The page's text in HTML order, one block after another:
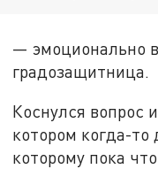
— эмоционально
градозащитница.
Коснулся вопрос
котором когда-
которому пока